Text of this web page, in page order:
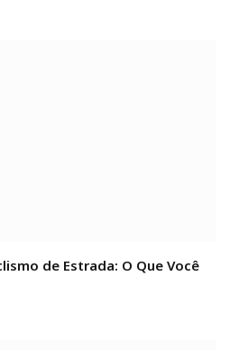
de Estrada: O Que Você